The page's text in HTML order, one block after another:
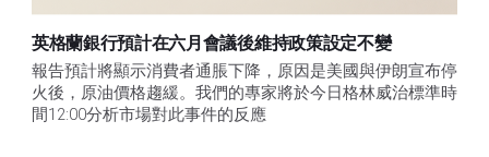
英格蘭銀行預計在六月會議後維持政策設定不變
報告預計將顯示消費者通脹下降，原因是美國與伊朗宣布停
火後，原油價格趨緩。我們的專家將於今日格林威治標準時
間12:00分析市場對此事件的反應